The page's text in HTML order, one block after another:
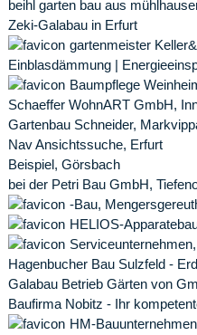
beihl garten bau aus
Zeki-Galabau in Erfurt
gartenmeister
Einblasdämmung |
Baumpflege
Schaeffer WohnART GmbH,
Gartenbau Schneider,
Nav Ansichtssuche, Erfurt
Beispiel, Görsbach
bei der Petri Bau GmbH,
-Bau,
HELIOS-
Hagenbucher Bau Sulzfeld -
Galabau Betrieb Gärten von
Baufirma Nobitz - Ihr
HM-